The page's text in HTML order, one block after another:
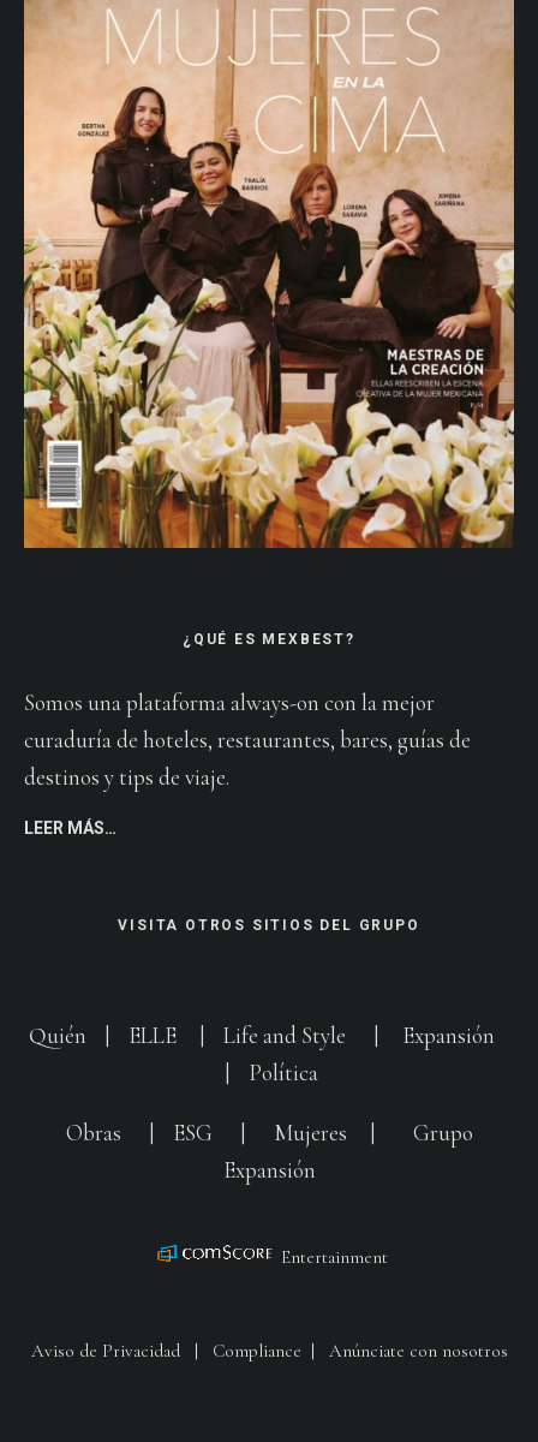
¿QUÉ ES MEXBEST?
Somos una plataforma always-on con la mejor
curaduría de hoteles, restaurantes, bares, guías de
destinos y tips de viaje.
LEER MÁS…
VISITA OTROS SITIOS DEL GRUPO
Quién ELLE Life and Style
Expansión
Política
Obras ESG Mujeres
Grupo
Expansión
Entertainment
Aviso de Privacidad| Compliance Anúnciate con nosotros